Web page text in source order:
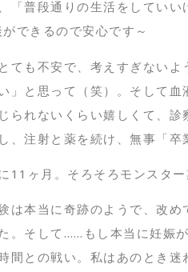
「普段通りの生活をしてい
できるので安心です～
ても不安で、考えすぎない
」と思って（笑）。そして
られないくらい嬉しくて、
、注射と薬を続け、無事「卒
11ヶ月。そろそろモンスタ
は本当に奇跡のようで、改
。そして……もし本当に妊娠
間との戦い。私はあのとき